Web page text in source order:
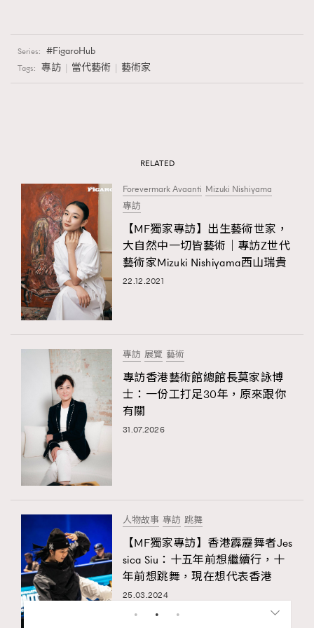
Series: FigaroHub
Tags: 專訪 當代藝術 藝術家
RELATED
Forevermark Avaanti Mizuki Nishiyama
專訪
【MF獨家專訪】出生藝術世家，
大自然中一切皆藝術｜專訪Z世代
藝術家Mizuki Nishiyama西山瑞貴
22.12.2021
專訪 展覽 藝術
專訪香港藝術館總館長莫家詠博
士：一份工打足30年，原來跟你
有關
31.07.2026
人物故事 專訪 跳舞
【MF獨家專訪】香港霹靂舞者Jes
sica Siu：十五年前想繼續行，十
年前想跳舞，現在想代表香港
25.03.2024